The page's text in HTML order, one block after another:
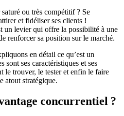
ou très compétitif ? Se
et fidéliser ses clients !
un levier qui offre la possibilité à une
renforcer sa position sur le marché.
en détail ce qu’est un
sont ses caractéristiques et ses
le trouver, le tester et enfin le faire
atout stratégique.
concurrentiel ?